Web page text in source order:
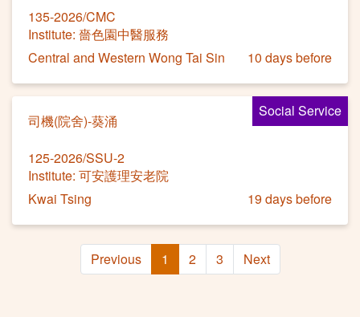
135-2026/CMC
Institute: 嗇色園中醫服務
Central and Western Wong Tai Sin
10 days before
Social Service
司機(院舍)-葵涌
125-2026/SSU-2
Institute: 可安護理安老院
Kwai Tsing
19 days before
Previous 1 2 3 Next